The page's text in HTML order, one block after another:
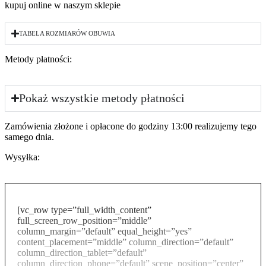
kupuj online w naszym sklepie
TABELA ROZMIARÓW OBUWIA
Metody płatności:
Pokaż wszystkie metody płatności
Zamówienia złożone i opłacone do godziny 13:00 realizujemy tego
samego dnia.
Wysyłka:
[vc_row type=”full_width_content”
full_screen_row_position=”middle”
column_margin=”default” equal_height=”yes”
content_placement=”middle” column_direction=”default”
column_direction_tablet=”default”
column_direction_phone=”default” scene_position=”center”